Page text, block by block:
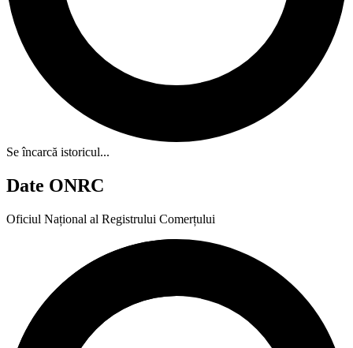
Se încarcă istoricul...
Date ONRC
Oficiul Național al Registrului Comerțului